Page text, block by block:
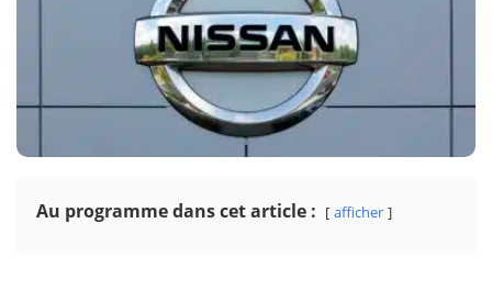
Au programme dans cet article : afficher